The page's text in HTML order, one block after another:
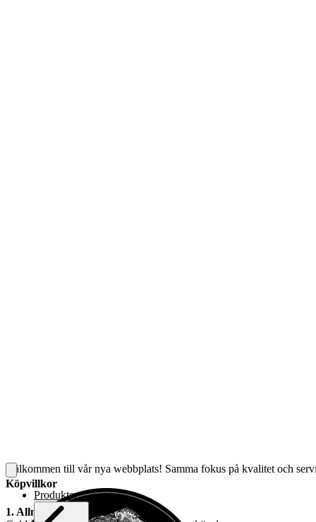
Produkter
Välkommen till vår nya webbplats! Samma fokus på kvalitet och
Köpvillkor
1. Allmänna villkor